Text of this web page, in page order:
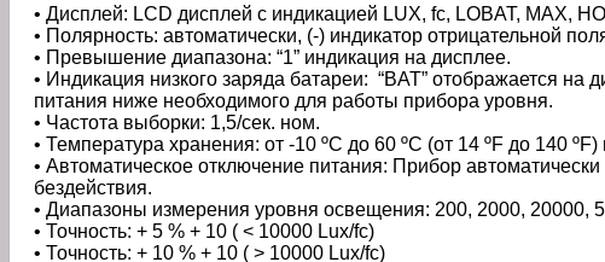
• Дисплей: LCD дисплей с индикацией LUX, fc, LOBAT, MAX,
• Полярность: автоматически, (-) индикатор отрицательной
• Превышение диапазона: “1” индикация на дисплее.
• Индикация низкого заряда батареи: “BAT” отображается на
питания ниже необходимого для работы прибора уровня.
• Частота выборки: 1,5/сек. ном.
• Температура хранения: от -10 ºC до 60 ºC (от 14 ºF до 140
• Автоматическое отключение питания: Прибор
бездействия.
• Диапазоны измерения уровня освещения: 200, 2000, 20000,
• Точность: + 5 % + 10 ( < 10000 Lux/fc)
• Точность: + 10 % + 10 ( > 10000 Lux/fc)